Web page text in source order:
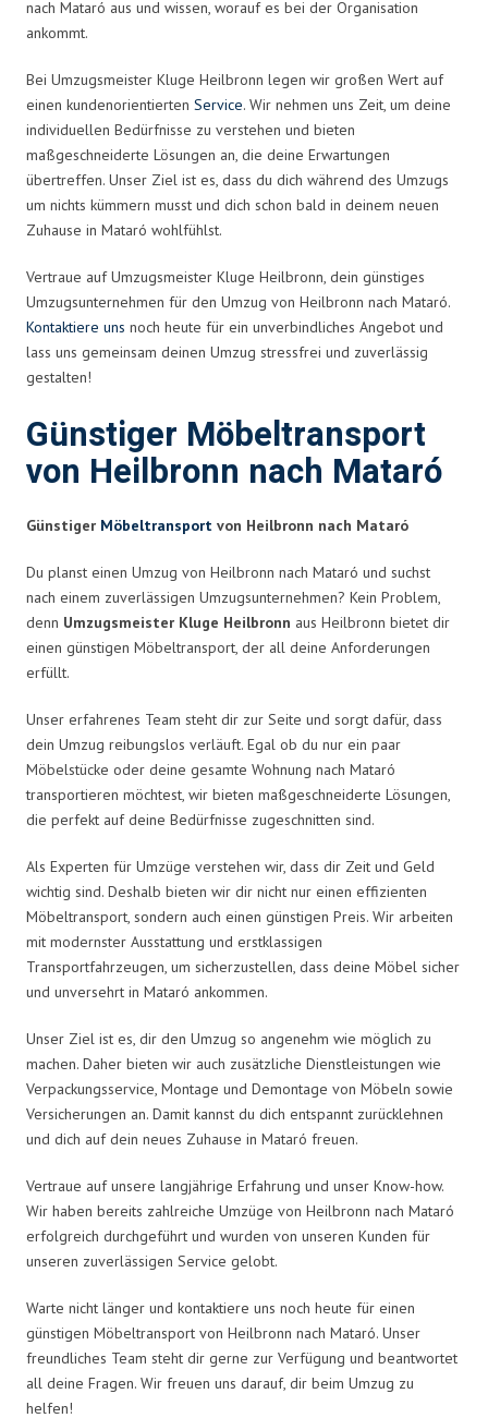
nach Mataró aus und wissen, worauf es bei der Organisation
ankommt.
Bei Umzugsmeister Kluge Heilbronn legen wir großen Wert auf
einen kundenorientierten Service. Wir nehmen uns Zeit, um deine
individuellen Bedürfnisse zu verstehen und bieten
maßgeschneiderte Lösungen an, die deine Erwartungen
übertreffen. Unser Ziel ist es, dass du dich während des Umzugs
um nichts kümmern musst und dich schon bald in deinem neuen
Zuhause in Mataró wohlfühlst.
Vertraue auf Umzugsmeister Kluge Heilbronn, dein günstiges
Umzugsunternehmen für den Umzug von Heilbronn nach Mataró.
Kontaktiere uns noch heute für ein unverbindliches Angebot und
lass uns gemeinsam deinen Umzug stressfrei und zuverlässig
gestalten!
Günstiger Möbeltransport
von Heilbronn nach Mataró
Günstiger Möbeltransport von Heilbronn nach Mataró
Du planst einen Umzug von Heilbronn nach Mataró und suchst
nach einem zuverlässigen Umzugsunternehmen? Kein Problem,
denn Umzugsmeister Kluge Heilbronn aus Heilbronn bietet dir
einen günstigen Möbeltransport, der all deine Anforderungen
erfüllt.
Unser erfahrenes Team steht dir zur Seite und sorgt dafür, dass
dein Umzug reibungslos verläuft. Egal ob du nur ein paar
Möbelstücke oder deine gesamte Wohnung nach Mataró
transportieren möchtest, wir bieten maßgeschneiderte Lösungen,
die perfekt auf deine Bedürfnisse zugeschnitten sind.
Als Experten für Umzüge verstehen wir, dass dir Zeit und Geld
wichtig sind. Deshalb bieten wir dir nicht nur einen effizienten
Möbeltransport, sondern auch einen günstigen Preis. Wir arbeiten
mit modernster Ausstattung und erstklassigen
Transportfahrzeugen, um sicherzustellen, dass deine Möbel sicher
und unversehrt in Mataró ankommen.
Unser Ziel ist es, dir den Umzug so angenehm wie möglich zu
machen. Daher bieten wir auch zusätzliche Dienstleistungen wie
Verpackungsservice, Montage und Demontage von Möbeln sowie
Versicherungen an. Damit kannst du dich entspannt zurücklehnen
und dich auf dein neues Zuhause in Mataró freuen.
Vertraue auf unsere langjährige Erfahrung und unser Know-how.
Wir haben bereits zahlreiche Umzüge von Heilbronn nach Mataró
erfolgreich durchgeführt und wurden von unseren Kunden für
unseren zuverlässigen Service gelobt.
Warte nicht länger und kontaktiere uns noch heute für einen
günstigen Möbeltransport von Heilbronn nach Mataró. Unser
freundliches Team steht dir gerne zur Verfügung und beantwortet
all deine Fragen. Wir freuen uns darauf, dir beim Umzug zu
helfen!